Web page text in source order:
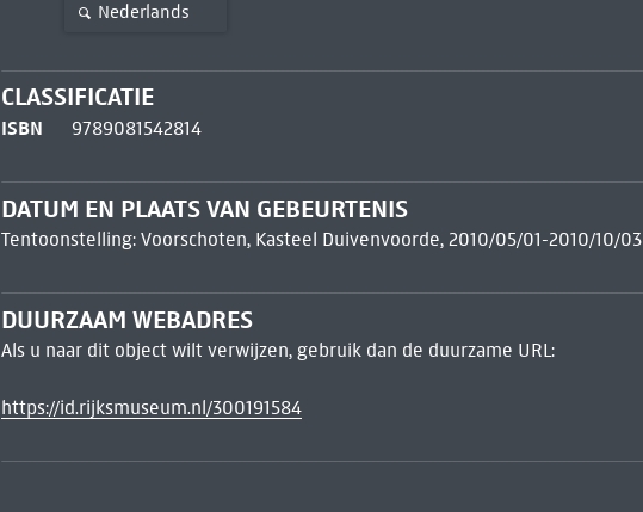
Nederlands
CLASSIFICATIE
ISBN 9789081542814
DATUM EN PLAATS VAN GEBEURTENIS
Tentoonstelling: Voorschoten, Kasteel Duivenvoorde, 2010/05/01-2010/10/03
DUURZAAM WEBADRES
Als u naar dit object wilt verwijzen, gebruik dan de duurzame URL:
https://id.rijksmuseum.nl/300191584